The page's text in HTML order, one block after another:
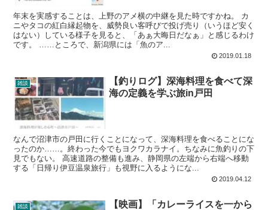
年末を実感することは、上野のアメ横の中継を見た時ですかね。 カ
ニやタコの紅白縁起物を、威勢良い客呼びで投げ売り（いうほど安く
はない）している様子を見ると、「あぁ大晦日だなぁ」と感じるわけ
です。 ……ところで、新潟県には「魚のア...
2019.01.18
雑談
【釣りログ】深海料理を食べて深
海の定義を学ぶ旅in戸田
なんで沼津市の戸田に行くことになって、深海料理を食べることにな
ったのか……。終わった今でもヨクワカラナイ。ちなみに魚釣りの下
見でもない。 高速道路の整備も進み、静岡県の左端から右端へ移動
する「日帰り伊豆温泉旅行」も視野に入るようにな...
2019.04.12
雑談
【映画】「カレーライスを一から